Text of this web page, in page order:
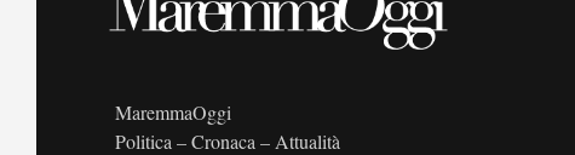
MaremmaOggi
Politica – Cronaca – Attualità